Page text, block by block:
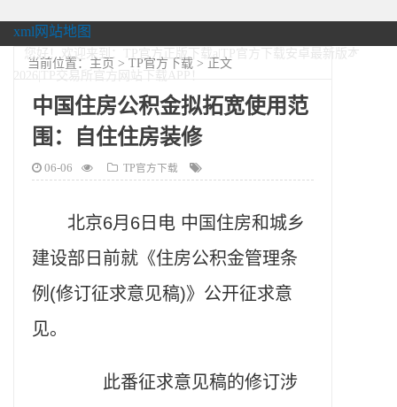
xml网站地图
您好！欢迎来到：TP官方正版下载a|TP官方下载安卓最新版本
2026|TP交易所官方网站下载APP！
当前位置： 主页 > TP官方下载 > 正文
中国住房公积金拟拓宽使用范
围：自住住房装修
06-06 TP官方下载
北京6月6日电 中国住房和城乡
建设部日前就《住房公积金管理条
例(修订征求意见稿)》公开征求意
见。
此番征求意见稿的修订涉